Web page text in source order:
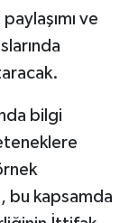
ve
bilgi
bu kapsamda